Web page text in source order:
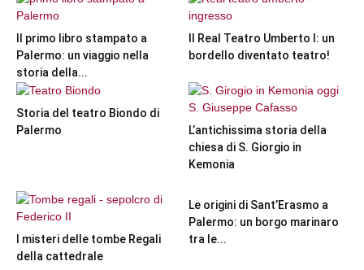
Il primo libro stampato a
Palermo: un viaggio nella
storia della...
Il Real Teatro Umberto I: un
bordello diventato teatro!
Storia del teatro Biondo di
Palermo
L’antichissima storia della
chiesa di S. Giorgio in
Kemonia
I misteri delle tombe Regali
della cattedrale
Le origini di Sant’Erasmo a
Palermo: un borgo marinaro
tra le...